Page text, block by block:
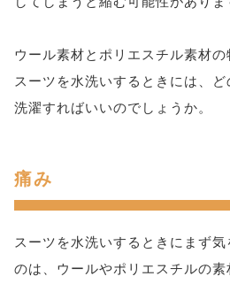
ウール素材とポリエスチル素材の
スーツを水洗いするときには、
洗濯すればいいのでしょうか。
痛み
スーツを水洗いするときにまず
のは、ウールやポリエスチルの